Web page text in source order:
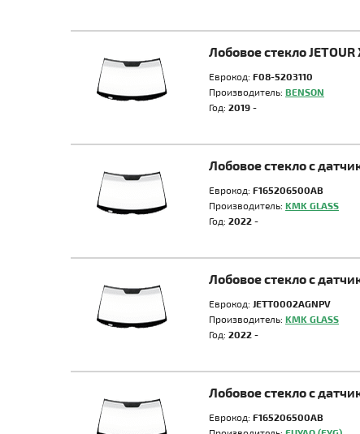
Лобовое стекло JETOUR
Еврокод: F08-5203110
Производитель: BENSON
Год: 2019 -
Лобовое стекло с
Еврокод: F165206500AB
Производитель: KMK GLASS
Год: 2022 -
Лобовое стекло с
Еврокод: JETT0002AGNPV
Производитель: KMK GLASS
Год: 2022 -
Лобовое стекло с
Еврокод: F165206500AB